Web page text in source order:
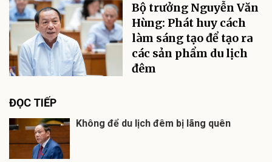
Bộ trưởng Nguyễn Văn
Hùng: Phát huy cách
làm sáng tạo để tạo ra
các sản phẩm du lịch
đêm
ĐỌC TIẾP
Không để du lịch đêm bị lãng quên